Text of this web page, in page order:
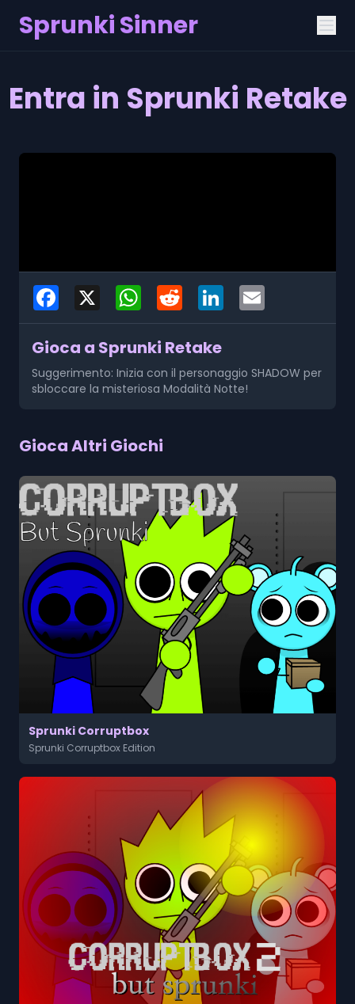
Sprunki Sinner
Entra in Sprunki Retake
Facebook WhatsAppReddit LinkedIn
Gioca a Sprunki Retake
Suggerimento: Inizia con il personaggio SHADOW per
sbloccare la misteriosa Modalità Notte!
Gioca Altri Giochi
Sprunki Corruptbox
Sprunki Corruptbox Edition